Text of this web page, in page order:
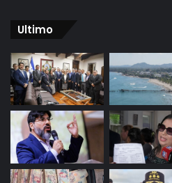
Ultimo